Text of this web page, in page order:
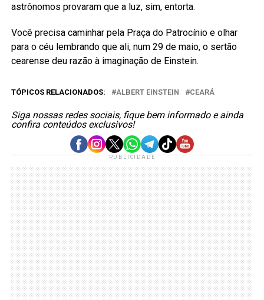
astrônomos provaram que a luz, sim, entorta.
Você precisa caminhar pela Praça do Patrocínio e olhar
para o céu lembrando que ali, num 29 de maio, o sertão
cearense deu razão à imaginação de Einstein.
TÓPICOS RELACIONADOS: ALBERT EINSTEIN CEARÁ
Siga nossas redes sociais, fique bem informado e ainda
confira conteúdos exclusivos!
PUBLICIDADE